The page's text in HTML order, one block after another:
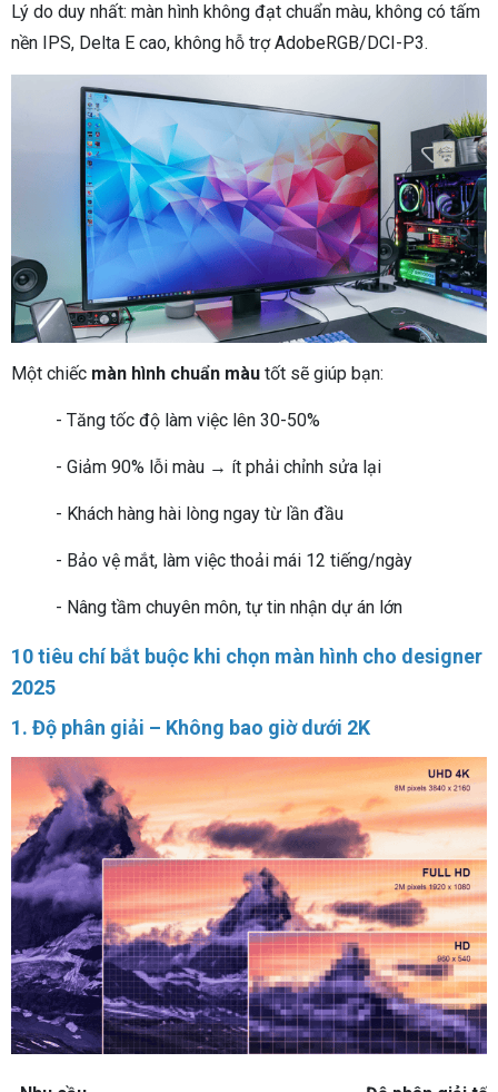
Lý do duy nhất: màn hình không đạt chuẩn màu, không có tấm
nền IPS, Delta E cao, không hỗ trợ AdobeRGB/DCI-P3.
Một chiếc màn hình chuẩn màu tốt sẽ giúp bạn:
- Tăng tốc độ làm việc lên 30-50%
- Giảm 90% lỗi màu → ít phải chỉnh sửa lại
- Khách hàng hài lòng ngay từ lần đầu
- Bảo vệ mắt, làm việc thoải mái 12 tiếng/ngày
- Nâng tầm chuyên môn, tự tin nhận dự án lớn
10 tiêu chí bắt buộc khi chọn màn hình cho designer
2025
1. Độ phân giải – Không bao giờ dưới 2K